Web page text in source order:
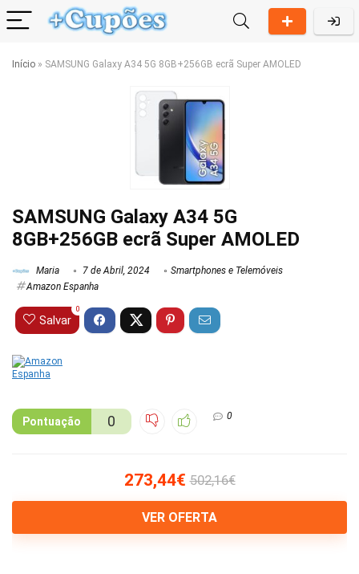
Início » SAMSUNG Galaxy A34 5G 8GB+256GB ecrã Super AMOLED
SAMSUNG Galaxy A34 5G
8GB+256GB ecrã Super AMOLED
Maria 7 de Abril, 2024
Smartphones e Telemóveis
Amazon Espanha
Salvar
0
Pontuação 0 0
273,44€ 502,16€
VER OFERTA